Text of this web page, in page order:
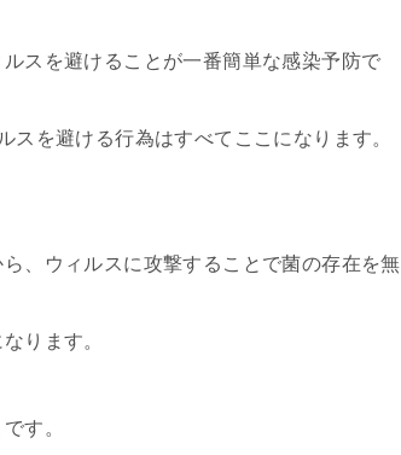
スを避けることが一番簡単な感染予防で
を避ける行為はすべてここになります。
、ウィルスに攻撃することで菌の存在を無
ります。
す。